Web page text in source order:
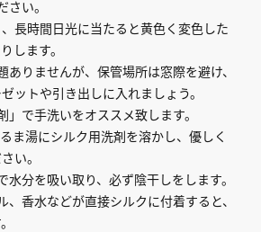
い。
長時間日光に当たると黄色く変色した
します。
りませんが、保管場所は窓際を避け、
ットや引き出しに入れましょう。
で手洗いをオススメ致します。
ま湯にシルク用洗剤を溶かし、優しく
い。
分を吸い取り、必ず陰干しをします。
、香水などが直接シルクに付着すると、